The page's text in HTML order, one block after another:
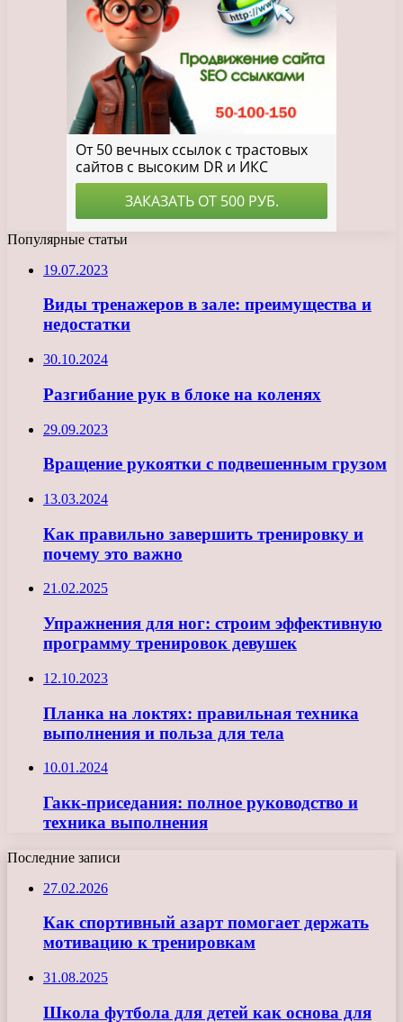
Популярные статьи
19.07.2023
Виды тренажеров в зале: преимущества и
недостатки
30.10.2024
Разгибание рук в блоке на коленях
29.09.2023
Вращение рукоятки с подвешенным грузом
13.03.2024
Как правильно завершить тренировку и
почему это важно
21.02.2025
Упражнения для ног: строим эффективную
программу тренировок девушек
12.10.2023
Планка на локтях: правильная техника
выполнения и польза для тела
10.01.2024
Гакк-приседания: полное руководство и
техника выполнения
Последние записи
27.02.2026
Как спортивный азарт помогает держать
мотивацию к тренировкам
31.08.2025
Школа футбола для детей как основа для